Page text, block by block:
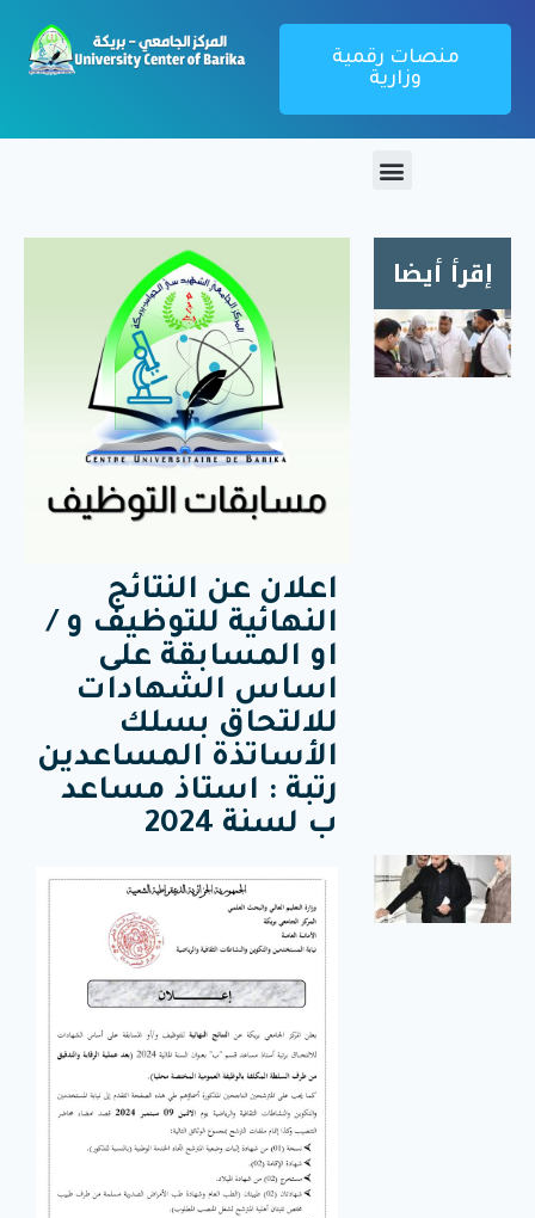
منصات رقمية
وزارية
إقرأ أيضا
سرير
تحضير
وجبة
الإفطار
في إطار
متابعة وضعية
الإطعام
والنظافة على
مستوى
الجامعية،
المكتبة
الرقمية
ووضعها
حيّز
الخدمة
بالمركز
الجامعي
بريكة
في إطار تنفيذ
سياسة
الوزارة
الوصية
الهادفة إلى
اعلان عن النتائج
النهائية للتوظيف و /
او المسابقة على
اساس الشهادات
للالتحاق بسلك
الأساتذة المساعدين
رتبة : استاذ مساعد
ب لسنة 2024